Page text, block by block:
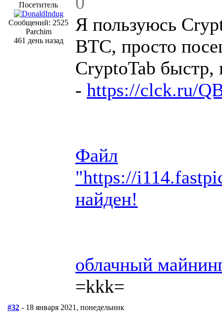
Посетитель
Сообщений: 2525
Parchim
461 день назад
Я пользуюсь
BTC, просто
CryptoTab
- https://clck.ru/
Файл
"https://
найден!
облачный
=kkk=
#32 - 18 января 2021, понедельник